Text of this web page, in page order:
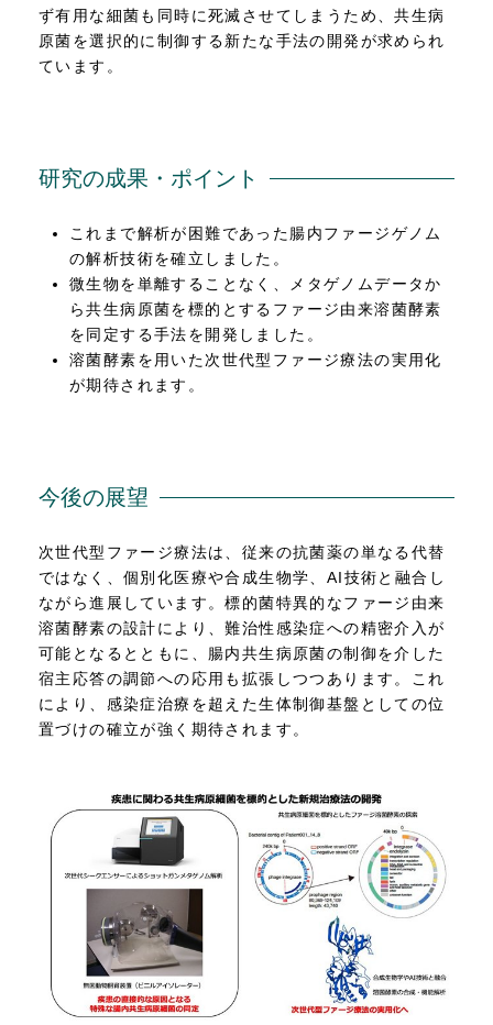
ず有用な細菌も同時に死滅させてしまうため、共生病
原菌を選択的に制御する新たな手法の開発が求められ
ています。
研究の成果・ポイント
これまで解析が困難であった腸内ファージゲノム
の解析技術を確立しました。
微生物を単離することなく、メタゲノムデータか
ら共生病原菌を標的とするファージ由来溶菌酵素
を同定する手法を開発しました。
溶菌酵素を用いた次世代型ファージ療法の実用化
が期待されます。
今後の展望
次世代型ファージ療法は、従来の抗菌薬の単なる代替
ではなく、個別化医療や合成生物学、AI技術と融合し
ながら進展しています。標的菌特異的なファージ由来
溶菌酵素の設計により、難治性感染症への精密介入が
可能となるとともに、腸内共生病原菌の制御を介した
宿主応答の調節への応用も拡張しつつあります。これ
により、感染症治療を超えた生体制御基盤としての位
置づけの確立が強く期待されます。